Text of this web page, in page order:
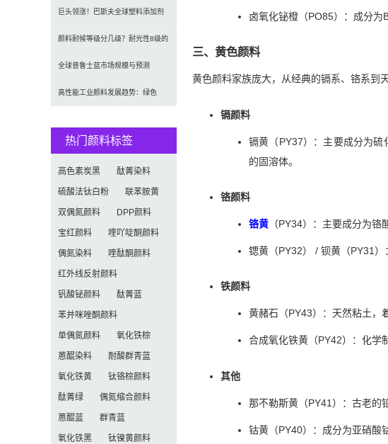
卤氧化铋橙（PO85）：成分为
三、黄色颜料
黄色颜料家族庞大，从经典的镉系、铬系到
镉颜料
镉黄（PY37）：主要成分为硫
的固溶体。
铬颜料
铬黄 （PY34）：主要成分为
锶黄（PY32） / 钡黄（PY31）
铁颜料
黄赭石（PY43）：天然粘土，
合成氧化铁黄（PY42）：化学
其他
那不勒斯黄（PY41）：古老的
钴黄（PY40）：成分为亚硝酸
（CAGR 7.1%）
2035年达5.39亿美元，建筑与涂料
需求推动增长
巨头领涨！巴斯夫全球塑料添加剂
涨价20% 原材料成本推高行业价格
颜料耐候等级分几级？耐光性8级的
定义及耐候性测试标准解析
全球普鲁士蓝市场规模与预测
（2026-2034）：按类型、形式、
高性能工业颜料发展趋势：绿色
热门颜料标签
高色素炭黑 酞菁染料
硫酸法钛白粉 联苯胺黄
双偶氮颜料 DPP颜料
宝红颜料 喹吖啶酮颜料
偶氮染料 喹酞酮颜料
红外线反射颜料
钒酸铋颜料 酞菁蓝
苯并咪唑酮颜料
单偶氮颜料 氧化铁棕
蒽醌染料 耐酸群青蓝
氧化铁黄 钛铬棕颜料
酞菁绿 偶氮缩合颜料
蒽醌蓝 群青蓝
氧化铁黑 钛镍黄颜料